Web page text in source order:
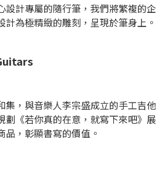
設計專屬的隨行筆，我們將繁複的企
計為極精緻的雕刻，呈現於筆身上。
集，與音樂人李宗盛成立的手工吉他
《若你真的在意，就寫下來吧》展
品，彰顯書寫的價值。